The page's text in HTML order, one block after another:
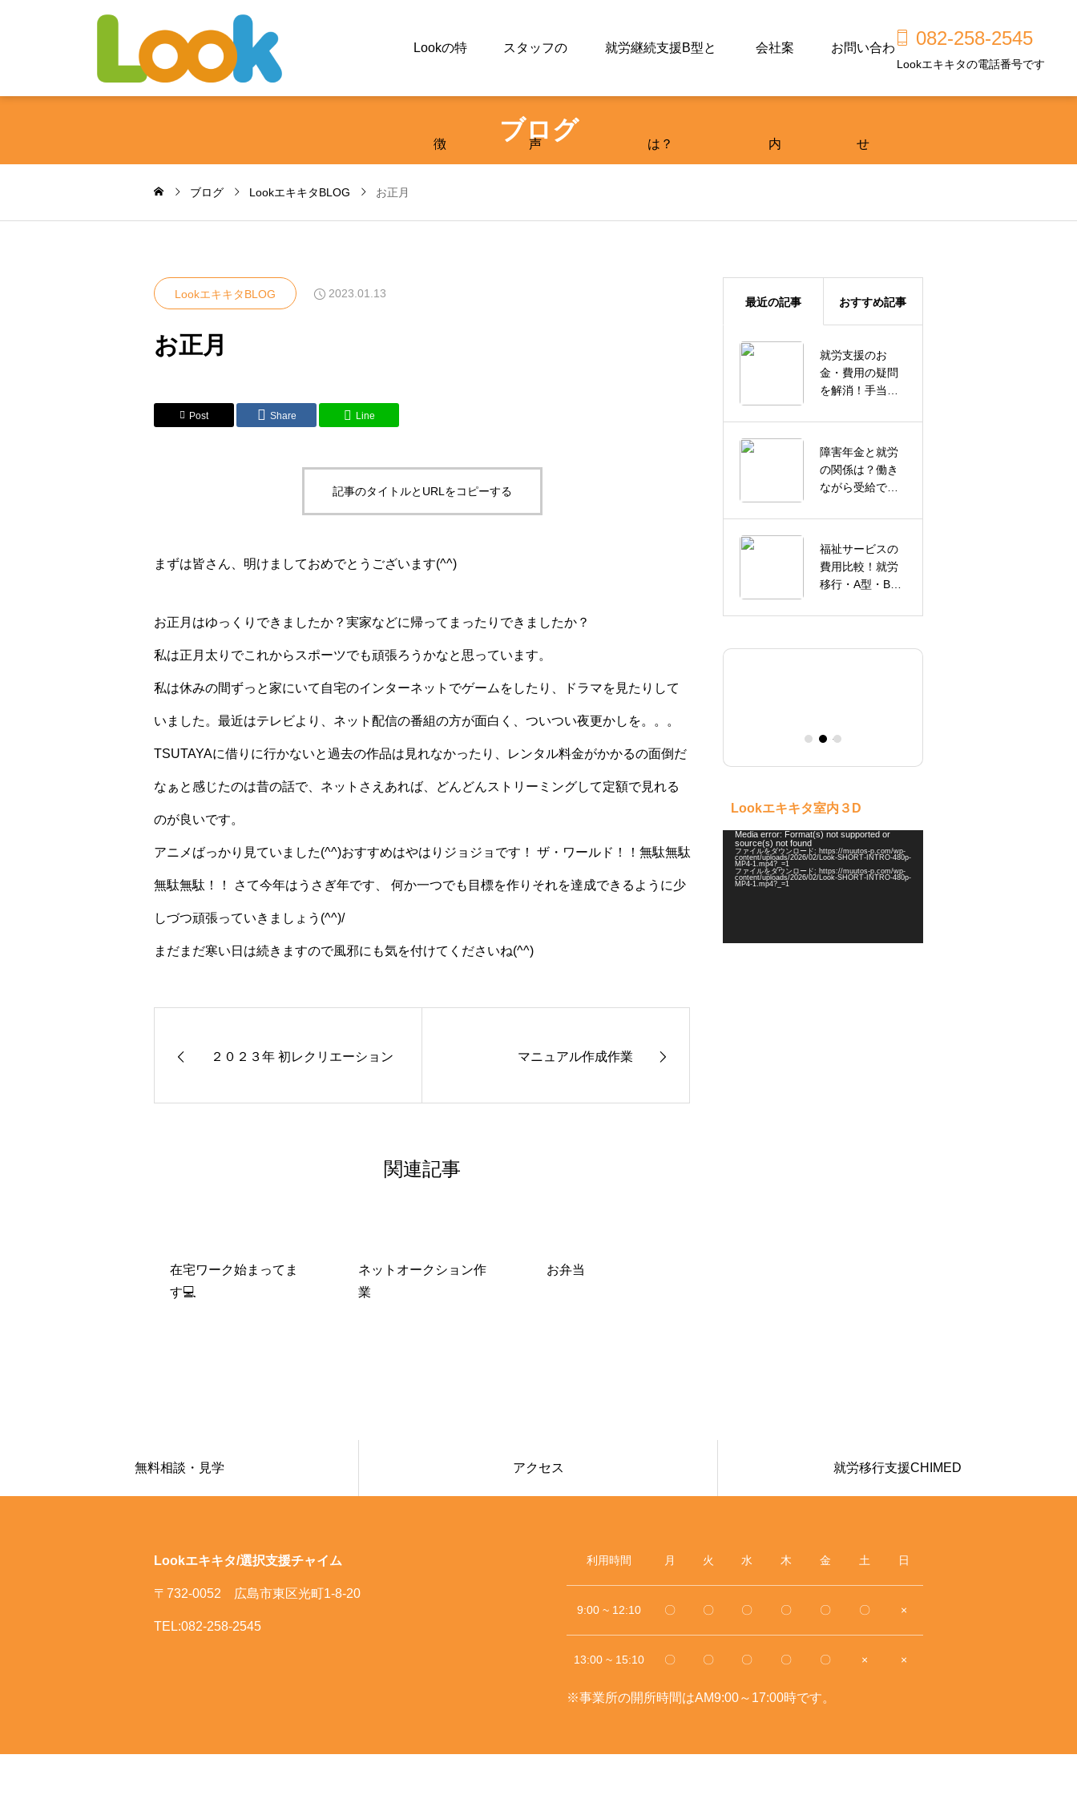
Lookの特
徴
スタッフの
声
就労継続支援B型と
は？
会社案
内
お問い合わ
せ
082-258-2545
Lookエキキタの電話番号です
ブログ
ブログ LookエキキタBLOG お正月
LookエキキタBLOG 2023.01.13
お正月
Post Share Line
記事のタイトルとURLをコピーする
まずは皆さん、明けましておめでとうございます(^^)
お正月はゆっくりできましたか？実家などに帰ってまったりできましたか？
私は正月太りでこれからスポーツでも頑張ろうかなと思っています。
私は休みの間ずっと家にいて自宅のインターネットでゲームをしたり、ドラマを見たりして
いました。最近はテレビより、ネット配信の番組の方が面白く、ついつい夜更かしを。。。
TSUTAYAに借りに行かないと過去の作品は見れなかったり、レンタル料金がかかるの面倒だ
なぁと感じたのは昔の話で、ネットさえあれば、どんどんストリーミングして定額で見れる
のが良いです。
アニメばっかり見ていました(^^)おすすめはやはりジョジョです！ ザ・ワールド！！無駄無駄
無駄無駄！！ さて今年はうさぎ年です、 何か一つでも目標を作りそれを達成できるように少
しづつ頑張っていきましょう(^^)/
まだまだ寒い日は続きますので風邪にも気を付けてくださいね(^^)
２０２３年 初レクリエーション マニュアル作成作業
関連記事
在宅ワーク始まってま
す💻
ネットオークション作
業
お弁当
最近の記事 おすすめ記事
就労支援のお
金・費用の疑問
を解消！手当や
解説
障害年金と就労
の関係は？働き
ながら受給でき
福祉サービスの
費用比較！就労
移行・A型・B型
説
広島市東区で工
賃が高い就労継
続支援B型を探し
Lookエキキタで
選べる多彩な作
業内容
浴衣姿のわんち
ゃん
夏のはじまり
ebay 海外オークション
軽作業
キャンドル制作
Lookエキキタ室内３D
Media error: Format(s) not supported or
source(s) not found
ファイルをダウンロード: https://muutos-p.com/wp-
content/uploads/2026/02/Look-SHORT-INTRO-480p-
MP4-1.mp4?_=1
ファイルをダウンロード: https://muutos-p.com/wp-
content/uploads/2026/02/Look-SHORT-INTRO-480p-
MP4-1.mp4?_=1
無料相談・見学 アクセス 就労移行支援CHIMED
Lookエキキタ/選択支援チャイム
〒732-0052 広島市東区光町1-8-20
TEL:082-258-2545
利用時間 月 火 水 木 金 土 日
9:00 ~ 12:10 〇 〇 〇 〇 〇 〇 ×
13:00 ~ 15:10 〇 〇 〇 〇 〇 × ×
※事業所の開所時間はAM9:00～17:00時です。